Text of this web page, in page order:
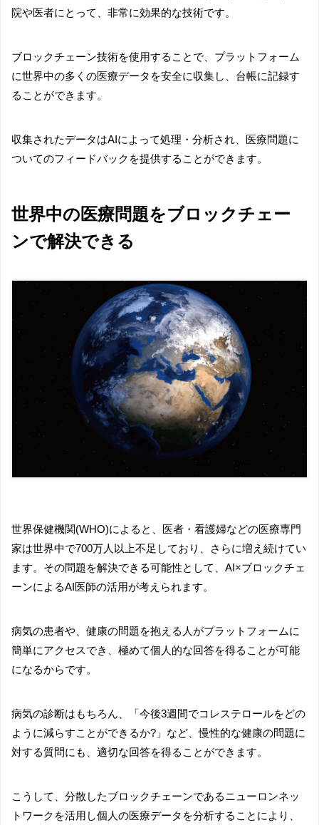
院や医者にとって、非常に効果的な技術です。
ブロックチェーン技術を使用することで、プラットフォーム
に世界中の多くの医療データを安全に収集し、台帳に記録す
ることができます。
収集されたデータはAIによって処理・分析され、医療問題に
ついてのフィードバックを提供することができます。
世界中の医療問題をブロックチェー
ンで解決できる
世界保健機関(WHO)によると、医者・看護婦などの医療専門
家は世界中で700万人以上不足しており、さらに増え続けてい
ます。その問題を解決できる可能性として、AI×ブロックチェ
ーンによるAI医師の活用が考えられます。
病気の患者や、健康の問題を抱える人がプラットフォームに
簡単にアクセスでき、極めて個人的な回答を得ることが可能
になるからです。
病気の診断はもちろん、「今後3週間でコレステロールをどの
ように減らすことができるか?」など、慢性的な健康の問題に
対する質問にも、適切な回答を得ることができます。
こうして、分散したブロックチェーンであるニューロンネッ
トワークを活用し個人の医療データを分析することにより、